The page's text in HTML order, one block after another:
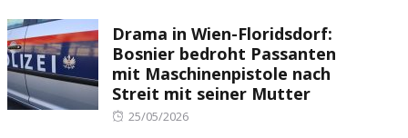
Drama in Wien-Floridsdorf:
Bosnier bedroht Passanten
mit Maschinenpistole nach
Streit mit seiner Mutter
Posted
25/05/2026